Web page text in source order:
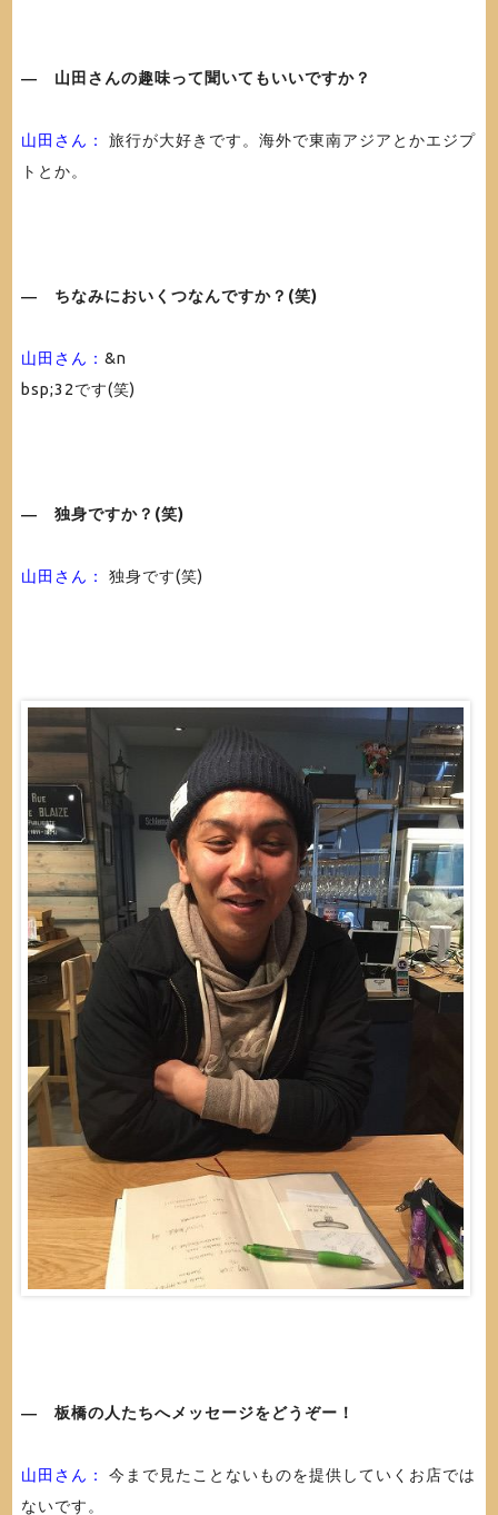
― 山田さんの趣味って聞いてもいいですか？
山田さん：
旅行が大好きです。海外で東南アジアとかエジプ
トとか。
― ちなみにおいくつなんですか？(笑)
山田さん： &n
bsp;32です(笑)
― 独身ですか？(笑)
山田さん： 独身です(笑)
― 板橋の人たちへメッセージをどうぞー！
山田さん：
今まで見たことないものを提供していくお店では
ないです。